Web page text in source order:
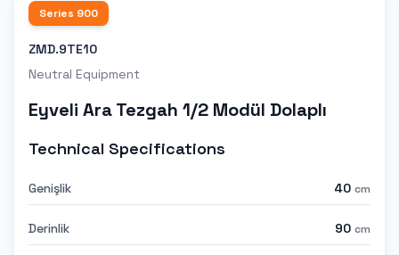
Series 900
ZMD.9TE10
Neutral Equipment
Eyveli Ara Tezgah 1/2 Modül Dolaplı
Technical Specifications
Genişlik 40 cm
Derinlik 90 cm